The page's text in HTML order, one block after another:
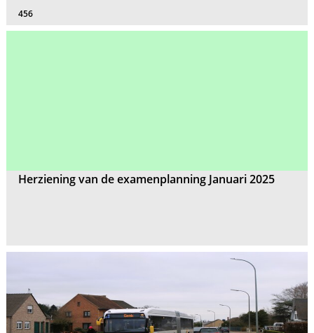
456
Herziening van de examenplanning Januari 2025